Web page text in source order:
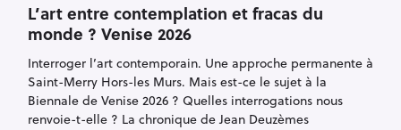
T
E
G
O
R
I
E
S
L’art entre contemplation et fracas du
monde ? Venise 2026
Interroger l’art contemporain. Une approche permanente à
Saint-Merry Hors-les Murs. Mais est-ce le sujet à la
Biennale de Venise 2026 ? Quelles interrogations nous
renvoie-t-elle ? La chronique de Jean Deuzèmes